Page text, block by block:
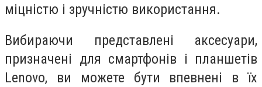
міцністю і зручністю використання.
Вибираючи представлені аксесуари,
призначені для смартфонів і планшетів
Lenovo, ви можете бути впевнені в їх